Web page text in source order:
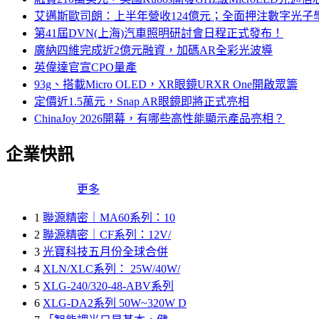
艾邁斯歐司朗：上半年營收124億元；全面押注數字光子
第41屆DVN(上海)汽車照明研討會日程正式發布！
廣納四維完成近2億元融資，加碼AR全彩光波導
英偉達官宣CPO量產
93g、搭載Micro OLED，XR眼鏡URXR One開啟眾籌
定價近1.5萬元，Snap AR眼鏡即將正式亮相
ChinaJoy 2026開幕，有哪些高性能顯示產品亮相？
企業快訊
更多
1 聯源精密｜MA60系列：10
2 聯源精密｜CF系列：12V/
3 光寶科技五月份全球合併
4 XLN/XLC系列： 25W/40W/
5 XLG-240/320-48-ABV系列
6 XLG-DA2系列 50W~320W D